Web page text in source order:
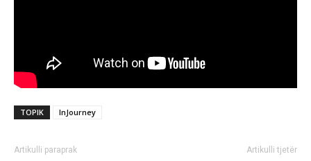
TOPIK InJourney
Artikulli paraprak Artikulli tjetër